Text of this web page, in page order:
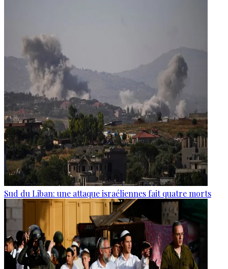
Sud du Liban: une attaque israéliennes fait quatre morts